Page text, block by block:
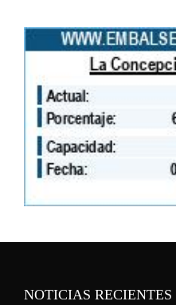
NOTICIAS RECIENTES